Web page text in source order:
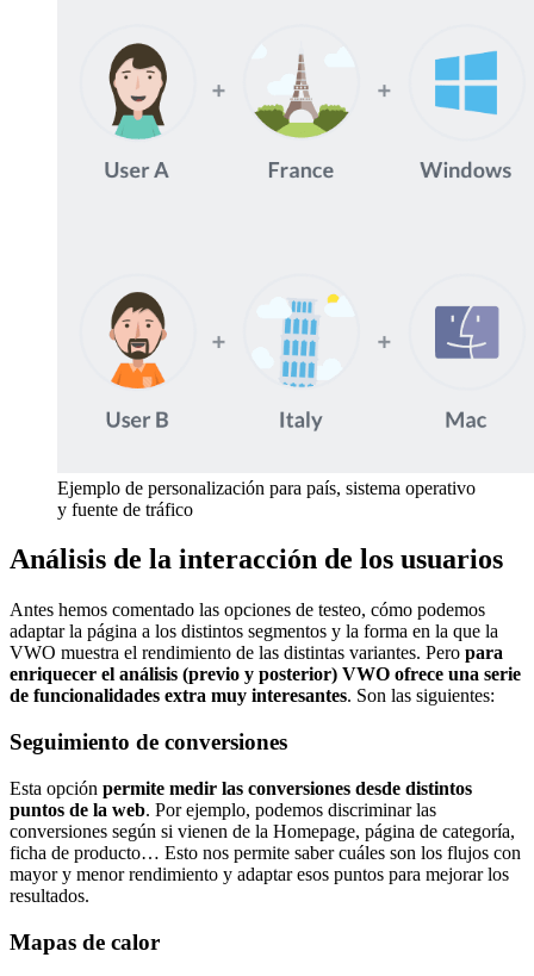
Ejemplo de personalización para país, sistema operativo
y fuente de tráfico
Análisis de la interacción de los usuarios
Antes hemos comentado las opciones de testeo, cómo podemos
adaptar la página a los distintos segmentos y la forma en la que la
VWO muestra el rendimiento de las distintas variantes. Pero para
enriquecer el análisis (previo y posterior) VWO ofrece una serie
de funcionalidades extra muy interesantes. Son las siguientes:
Seguimiento de conversiones
Esta opción permite medir las conversiones desde distintos
puntos de la web. Por ejemplo, podemos discriminar las
conversiones según si vienen de la Homepage, página de categoría,
ficha de producto… Esto nos permite saber cuáles son los flujos con
mayor y menor rendimiento y adaptar esos puntos para mejorar los
resultados.
Mapas de calor